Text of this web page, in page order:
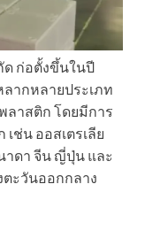
ด ก่อตั้งขึ้นในปี
ากหลายประเภท
ลาสติก โดยมีการ
ช่น ออสเตรเลีย
าดา จีน ญี่ปุ่น และ
ตะวันออกกลาง